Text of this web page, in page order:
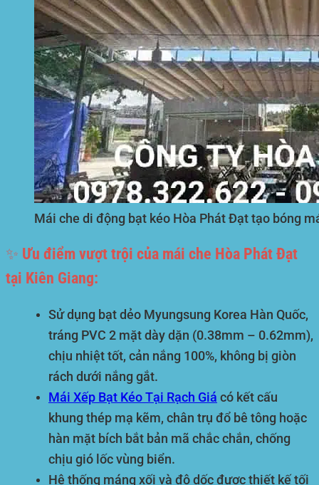
Mái che di động bạt kéo Hòa Phát Đạt tạo bóng
✨ Ưu điểm vượt trội của mái che Hòa Phát Đạt
tại Kiên Giang:
Sử dụng bạt dẻo Myungsung Korea Hàn Quốc,
tráng PVC 2 mặt dày dặn (0.38mm – 0.62mm),
chịu nhiệt tốt, cản nắng 100%, không bị giòn
rách dưới nắng gắt.
Mái Xếp Bạt Kéo Tại Rạch Giá có kết cấu
khung thép mạ kẽm, chân trụ đổ bê tông hoặc
hàn mặt bích bắt bản mã chắc chắn, chống
chịu gió lốc vùng biển.
Hệ thống máng xối và độ dốc được thiết kế tối